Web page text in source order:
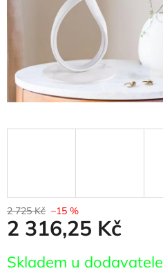
2 725 Kč –15 %
2 316,25 Kč
cena:
Skladem u dodavatele